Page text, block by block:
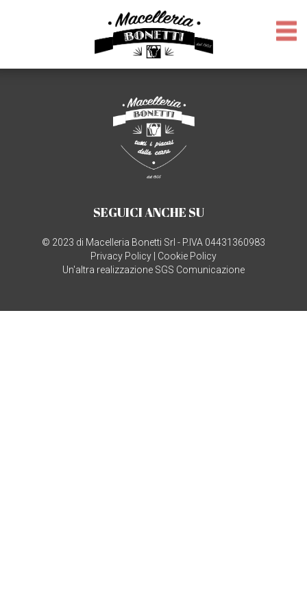
SEGUICI ANCHE SU
© 2023 di Macelleria Bonetti Srl - P.IVA 04431360983
Privacy Policy
Cookie Policy
Un'altra realizzazione SGS Comunicazione